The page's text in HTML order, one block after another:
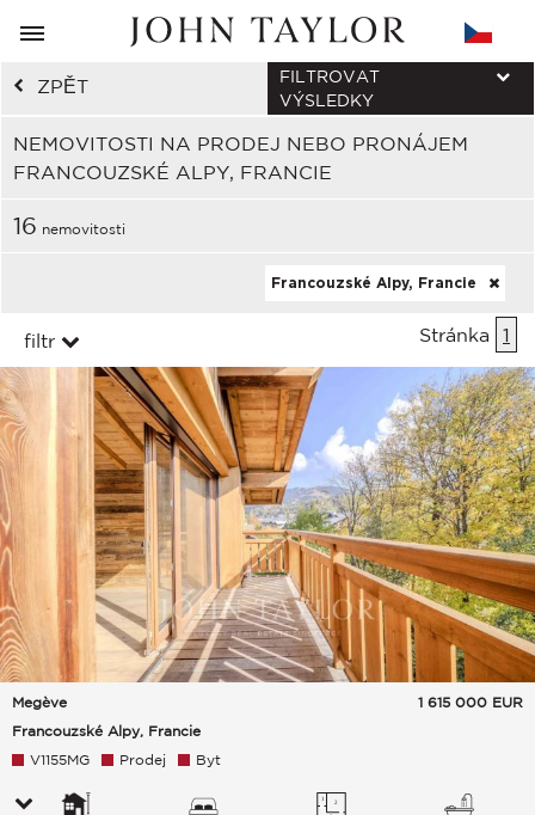
ZPĚT
NEMOVITOSTI NA PRODEJ NEBO PRONÁJEM
FRANCOUZSKÉ ALPY, FRANCIE
FILTROVAT
VÝSLEDKY
16 nemovitosti
Francouzské Alpy, Francie
filtr Stránka 1
Megève
Francouzské Alpy, Francie
1 615 000 EUR
V1155MG Prodej Byt